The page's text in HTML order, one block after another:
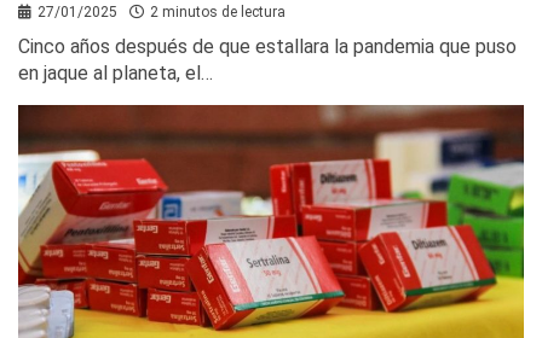
27/01/2025 2 minutos de lectura
Cinco años después de que estallara la pandemia que puso
en jaque al planeta, el…